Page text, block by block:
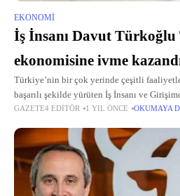
EKONOMI
İş İnsanı Davut
ekonomisine ivme
Türkiye’nin bir çok yerinde çeşitli faaliyetler
başarılı şekilde yürüten İş İnsanı ve
teknoloji ve yapay zeka üzerine
GAZETE4 EDITÖR 1 YIL ÖNCE OKUMAYA